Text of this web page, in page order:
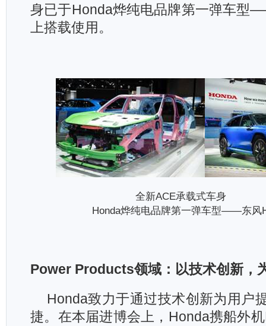
身已于Honda烨纯电品牌第一弹车型
上搭载使用。
全新ACE承
Honda烨纯电品牌第一弹车型——东风
Power Products领域：以技术创新，
Honda致力于通过技术创新为用户
捷。在本届进博会上，Honda携船外